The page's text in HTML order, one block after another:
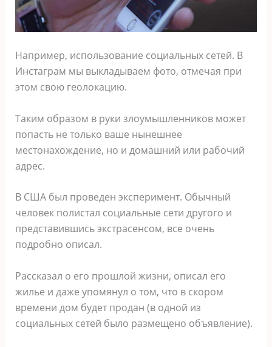
Например, использование социальных сетей. В
Инстаграм мы выкладываем фото, отмечая при
этом свою геолокацию.
Таким образом в руки злоумышленников может
попасть не только ваше нынешнее
местонахождение, но и домашний или рабочий
адрес.
В США был проведен эксперимент. Обычный
человек полистал социальные сети другого и
представившись экстрасенсом, все очень
подробно описал.
Рассказал о его прошлой жизни, описал его
жилье и даже упомянул о том, что в скором
времени дом будет продан (в одной из
социальных сетей было размещено объявление).